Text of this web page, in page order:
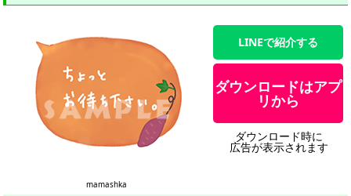
mamashka
LINEで紹介する
ダウンロードはアプ
リから
ダウンロード時に
広告が表示されます